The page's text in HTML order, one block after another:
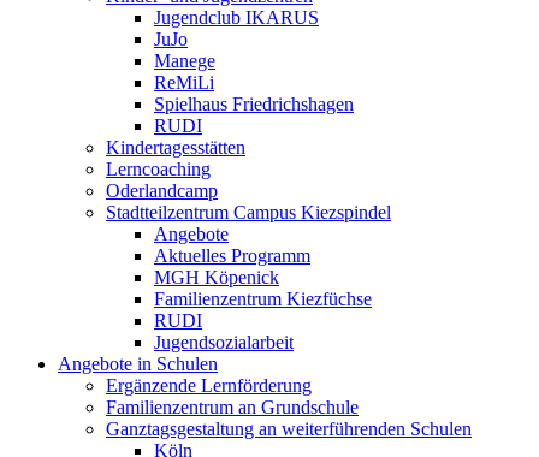
Jugendclub IKARUS
JuJo
Manege
ReMiLi
Spielhaus Friedrichshagen
RUDI
Kindertagesstätten
Lerncoaching
Oderlandcamp
Stadtteilzentrum Campus Kiezspindel
Angebote
Aktuelles Programm
MGH Köpenick
Familienzentrum Kiezfüchse
RUDI
Jugendsozialarbeit
Angebote in Schulen
Ergänzende Lernförderung
Familienzentrum an Grundschule
Ganztagsgestaltung an weiterführenden Schulen
Köln